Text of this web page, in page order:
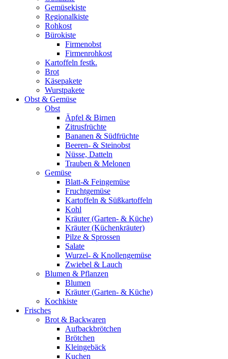
Gemüsekiste
Regionalkiste
Rohkost
Bürokiste
Firmenobst
Firmenrohkost
Kartoffeln festk.
Brot
Käsepakete
Wurstpakete
Obst & Gemüse
Obst
Äpfel & Birnen
Zitrusfrüchte
Bananen & Südfrüchte
Beeren- & Steinobst
Nüsse, Datteln
Trauben & Melonen
Gemüse
Blatt-& Feingemüse
Fruchtgemüse
Kartoffeln & Süßkartoffeln
Kohl
Kräuter (Garten- & Küche)
Kräuter (Küchenkräuter)
Pilze & Sprossen
Salate
Wurzel- & Knollengemüse
Zwiebel & Lauch
Blumen & Pflanzen
Blumen
Kräuter (Garten- & Küche)
Kochkiste
Frisches
Brot & Backwaren
Aufbackbrötchen
Brötchen
Kleingebäck
Kuchen